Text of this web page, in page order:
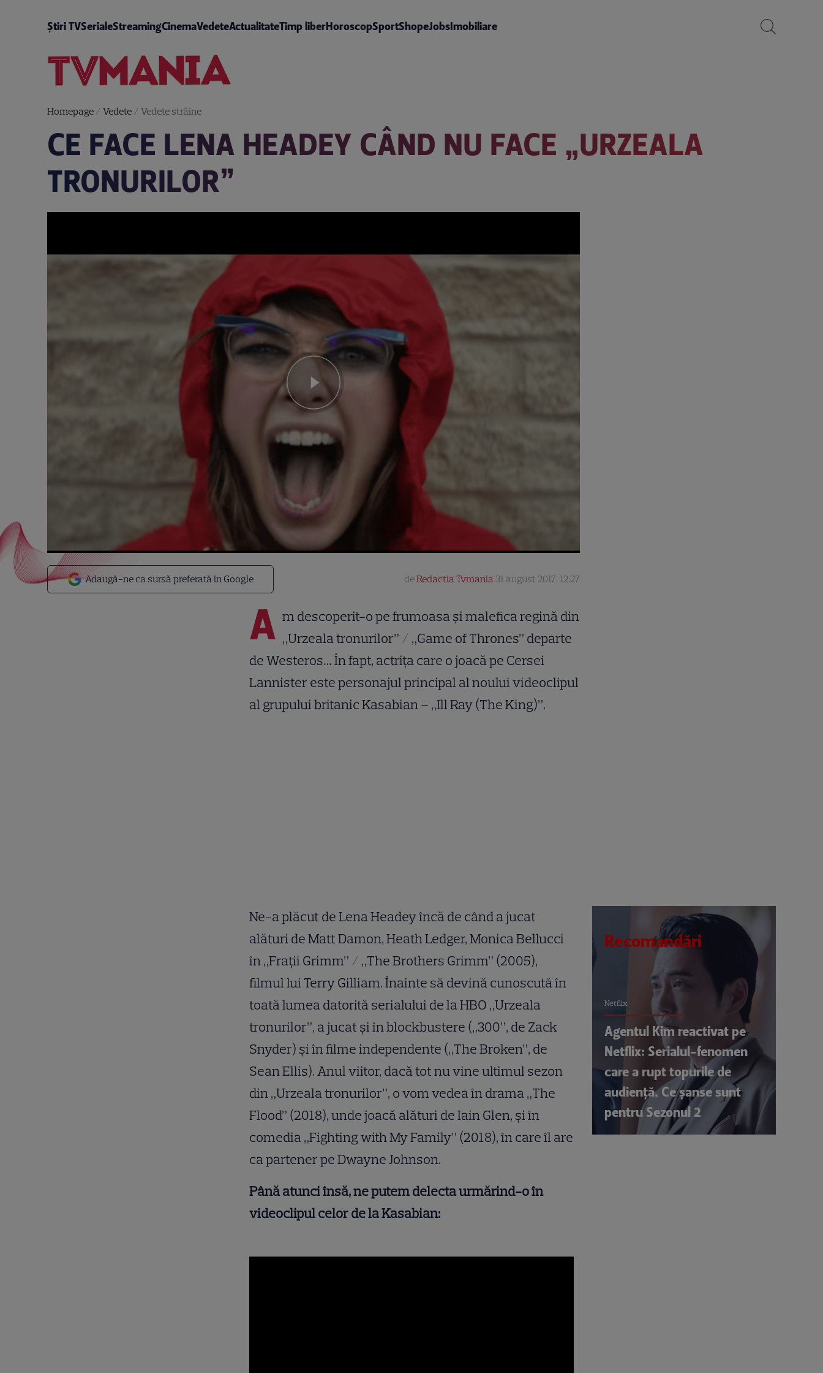
Știri TVSerialeStreamingCinemaVedeteActualitateTimp liberHoroscopSportShopeJobsImobiliare
Homepage/ Vedete/ Vedete străine
CE FACE LENA HEADEY CÂND NU FACE „URZEALA
TRONURILOR”
Adaugă-ne ca sursă preferată în Google deRedactia Tvmania 31 august 2017, 12:27
A m descoperit-o pe frumoasa și malefica regină din
„Urzeala tronurilor” / „Game of Thrones” departe
de Westeros… În fapt, actrița care o joacă pe Cersei
Lannister este personajul principal al noului videoclipul
al grupului britanic Kasabian – „Ill Ray (The King)”.
Ne-a plăcut de Lena Headey încă de când a jucat
alături de Matt Damon, Heath Ledger, Monica Bellucci
în „Frații Grimm” / „The Brothers Grimm” (2005),
filmul lui Terry Gilliam. Înainte să devină cunoscută în
toată lumea datorită serialului de la HBO „Urzeala
tronurilor”, a jucat și în blockbustere („300”, de Zack
Snyder) și în filme independente („The Broken”, de
Sean Ellis). Anul viitor, dacă tot nu vine ultimul sezon
din „Urzeala tronurilor”, o vom vedea în drama „The
Flood” (2018), unde joacă alături de Iain Glen, și în
comedia „Fighting with My Family” (2018), în care îl are
ca partener pe Dwayne Johnson.
Până atunci însă, ne putem delecta urmărind-o în
videoclipul celor de la Kasabian:
Recomandări
Netflix
Agentul Kim reactivat pe
Netflix: Serialul-fenomen
care a rupt topurile de
audiență. Ce șanse sunt
pentru Sezonul 2